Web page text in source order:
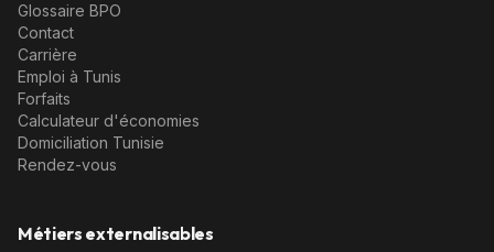
Glossaire BPO
Contact
Carrière
Emploi à Tunis
Forfaits
Calculateur d'économies
Domiciliation Tunisie
Rendez-vous
Métiers externalisables